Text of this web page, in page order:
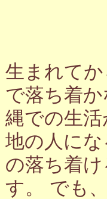
生まれて
で落ち着
縄での生
地の人に
の落ち着
す。 でも